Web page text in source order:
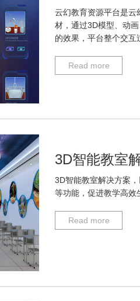
云幻教育资源平台是云
材，通过3D模型、动
的效果，平台整个交
Read more
3D智能教室
3D智能教室解决方案
等功能，促进教学高效
Read more